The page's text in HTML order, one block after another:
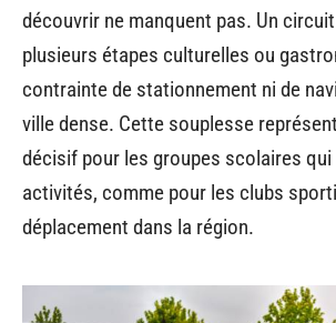
découvrir ne manquent pas. Un
plusieurs étapes culturelles ou
contrainte de stationnement ni de
ville dense. Cette souplesse
décisif pour les groupes scolaires qui
activités, comme pour les clubs
déplacement dans la région.